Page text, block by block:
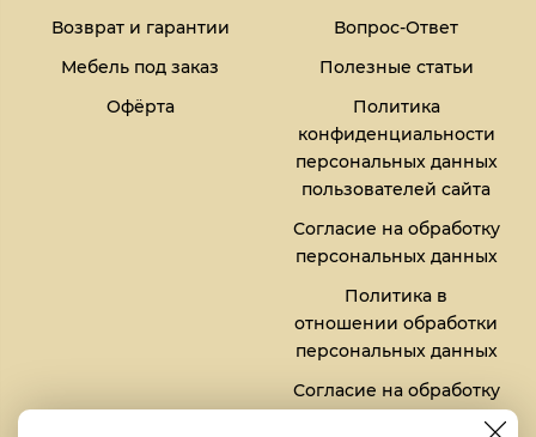
Возврат и гарантии
Мебель под заказ
Офёрта
Вопрос-Ответ
Полезные статьи
Политика
конфиденциальности
персональных данных
пользователей сайта
Согласие на обработку
персональных данных
Политика в
отношении обработки
персональных данных
Согласие на обработку
файлов кукис (cookies)